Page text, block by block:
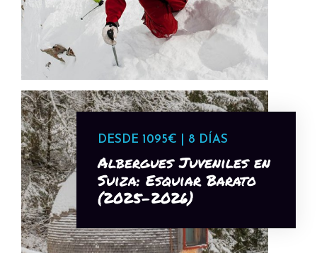
DESDE 1095€ | 8 DÍAS
Albergues Juveniles en
Suiza: Esquiar Barato
(2025-2026)